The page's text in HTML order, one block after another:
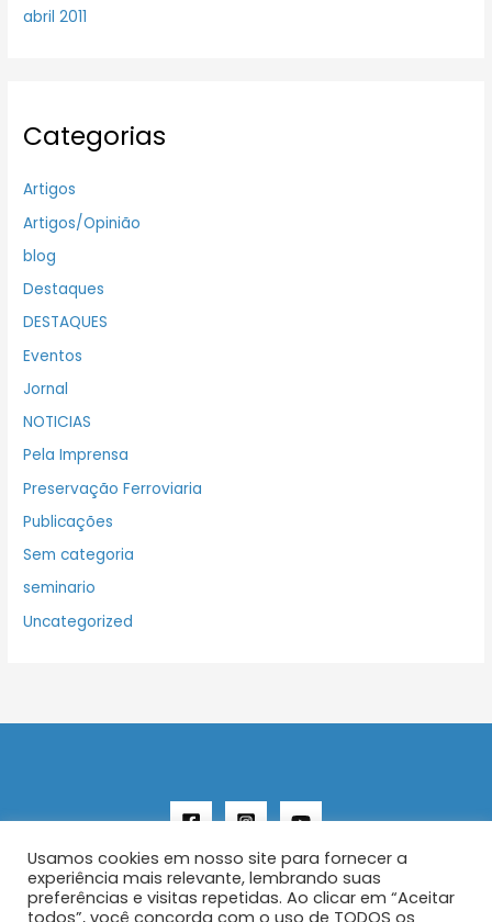
abril 2011
Categorias
Artigos
Artigos/Opinião
blog
Destaques
DESTAQUES
Eventos
Jornal
NOTICIAS
Pela Imprensa
Preservação Ferroviaria
Publicações
Sem categoria
seminario
Uncategorized
Usamos cookies em nosso site para fornecer a
experiência mais relevante, lembrando suas
preferências e visitas repetidas. Ao clicar em “Aceitar
todos”, você concorda com o uso de TODOS os